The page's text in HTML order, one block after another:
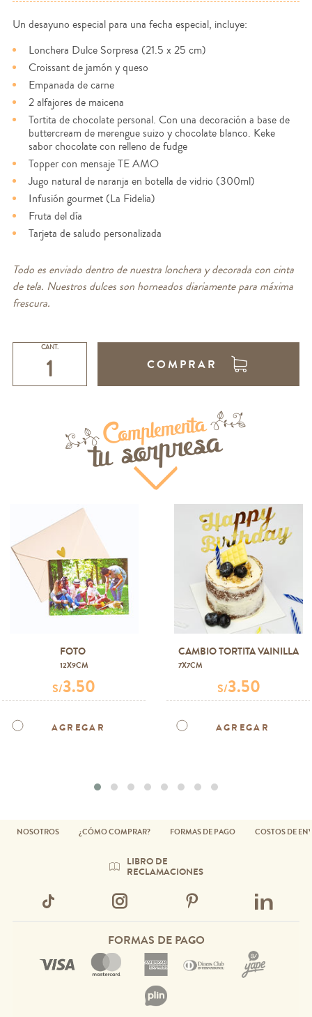
Un desayuno especial para una fecha especial, incluye:
Lonchera Dulce Sorpresa (21.5 x 25 cm)
Croissant de jamón y queso
Empanada de carne
2 alfajores de maicena
Tortita de chocolate personal. Con una decoración a base de
buttercream de merengue suizo y chocolate blanco. Keke
sabor chocolate con relleno de fudge
Topper con mensaje TE AMO
Jugo natural de naranja en botella de vidrio (300ml)
Infusión gourmet (La Fidelia)
Fruta del día
Tarjeta de saludo personalizada
Todo es enviado dentro de nuestra lonchera y decorada con cinta
de tela. Nuestros dulces son horneados diariamente para máxima
frescura.
CANT.
COMPRAR
Complementa
tu sorpresa
FOTO
12X9CM
S/3.50
AGREGAR
CAMBIO TORTITA VAINILLA
7X7CM
S/3.50
AGREGAR
NOSOTROS ¿CÓMO COMPRAR? FORMAS DE PAGO COSTOS DE
LIBRO DE
RECLAMACIONES
FORMAS DE PAGO